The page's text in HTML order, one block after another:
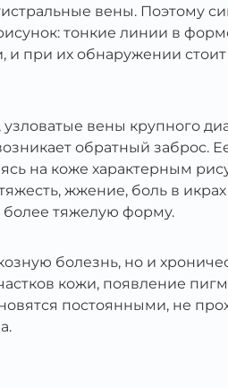
вены. Поэтому
тонкие линии в
и при их обнаружении
вены крупного
обратный заброс.
на коже характерным
жжение, боль в
более тяжелую форму.
болезнь, но и
кожи, появление
постоянными, не